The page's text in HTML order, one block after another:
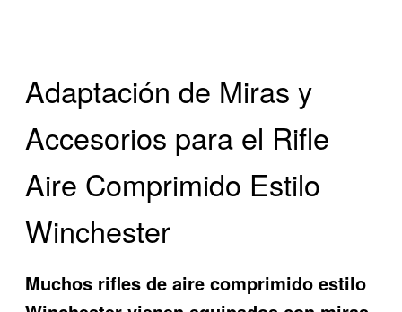
Adaptación de Miras y
Accesorios para el Rifle
Aire Comprimido Estilo
Winchester
Muchos rifles de aire comprimido estilo